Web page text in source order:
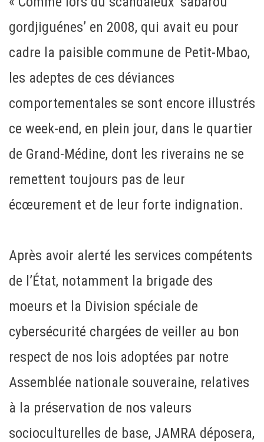
gordjiguénes’ en 2008, qui avait eu pour
cadre la paisible commune de Petit-Mbao,
les adeptes de ces déviances
comportementales se sont encore illustrés
ce week-end, en plein jour, dans le quartier
de Grand-Médine, dont les riverains ne se
remettent toujours pas de leur
écœurement et de leur forte indignation.
Après avoir alerté les services compétents
de l’État, notamment la brigade des
moeurs et la Division spéciale de
cybersécurité chargées de veiller au bon
respect de nos lois adoptées par notre
Assemblée nationale souveraine, relatives
à la préservation de nos valeurs
socioculturelles de base, JAMRA déposera,